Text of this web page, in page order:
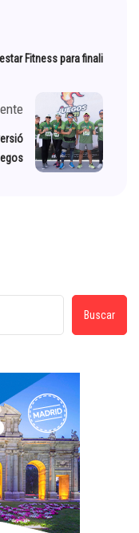
Fitness para finali
Buscar